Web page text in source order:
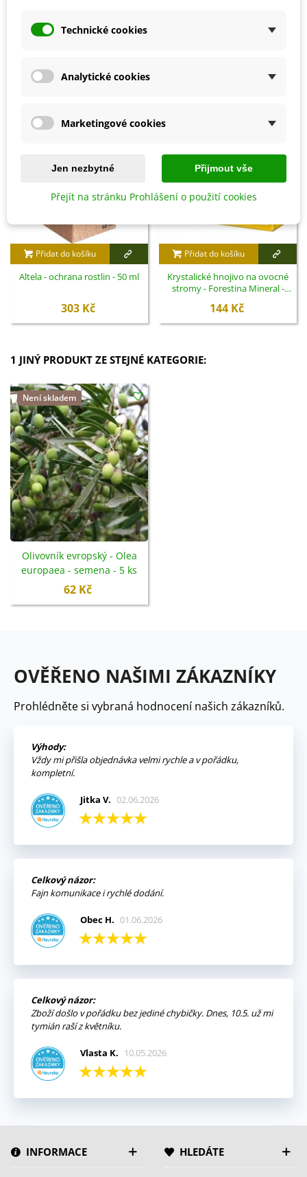
Detaily produktu
Přidat do košíku
Altela - ochrana rostlin - 50 ml
303 Kč
Přidat do košíku
Krystalické hnojivo na ovocné
stromy - Forestina Mineral -
144 Kč
1 JINÝ PRODUKT ZE STEJNÉ KATEGORIE:
Není skladem
Olivovník evropský - Olea
europaea - semena - 5 ks
62 Kč
OVĚŘENO NAŠIMI ZÁKAZNÍKY
Prohlédněte si vybraná hodnocení našich zákazníků.
Výhody:
Vždy mi přišla objednávka velmi rychle a v pořádku,
kompletní.
Jitka V. 02.06.2026
Celkový názor:
Fajn komunikace i rychlé dodání.
Obec H. 01.06.2026
Celkový názor:
Zboží došlo v pořádku bez jediné chybičky. Dnes, 10.5. už mi
tymián raší z květníku.
Vlasta K. 10.05.2026
INFORMACE HLEDÁTE
Technické cookies
Analytické cookies
Marketingové cookies
Jen nezbytné Přijmout vše
Přejít na stránku Prohlášení o použití cookies